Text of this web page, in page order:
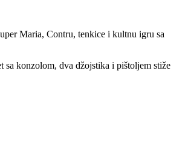
Maria, Contru, tenkice i kultnu igru sa
sa konzolom, dva džojstika i pištoljem stiže